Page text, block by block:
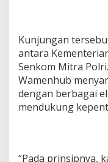
Kunjungan
antara
Senkom Mitra
Wamenhub
dengan berbagai
mendukung
“Pada prinsipnya,